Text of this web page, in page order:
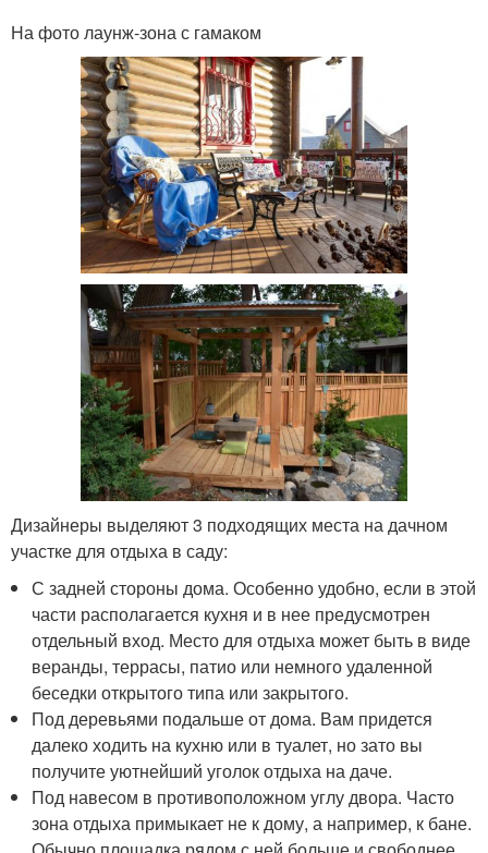
На фото лаунж-зона с гамаком
Дизайнеры выделяют 3 подходящих места на дачном
участке для отдыха в саду:
С задней стороны дома. Особенно удобно, если в этой
части располагается кухня и в нее предусмотрен
отдельный вход. Место для отдыха может быть в виде
веранды, террасы, патио или немного удаленной
беседки открытого типа или закрытого.
Под деревьями подальше от дома. Вам придется
далеко ходить на кухню или в туалет, но зато вы
получите уютнейший уголок отдыха на даче.
Под навесом в противоположном углу двора. Часто
зона отдыха примыкает не к дому, а например, к бане.